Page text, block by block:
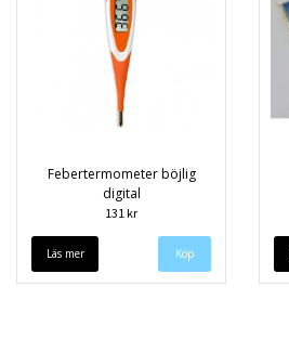
Febertermometer böjlig
digital
131 kr
Läs mer